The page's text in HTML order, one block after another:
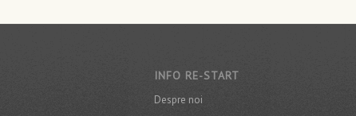
INFO RE-START
Despre noi